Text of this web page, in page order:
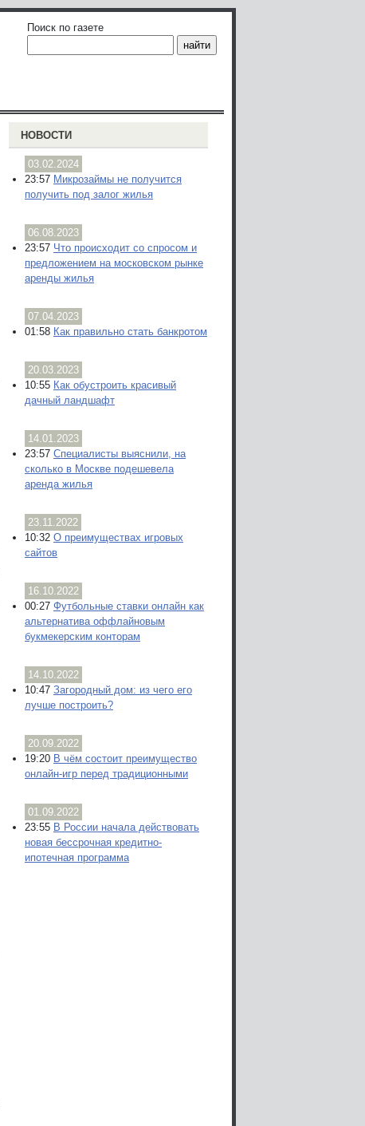
Поиск по газете
НОВОСТИ
03.02.2024
23:57 Микрозаймы не получится
получить под залог жилья
06.08.2023
23:57 Что происходит со спросом и
предложением на московском рынке
аренды жилья
07.04.2023
01:58 Как правильно стать банкротом
20.03.2023
10:55 Как обустроить красивый
дачный ландшафт
14.01.2023
23:57 Специалисты выяснили, на
сколько в Москве подешевела
аренда жилья
23.11.2022
10:32 О преимуществах игровых
сайтов
16.10.2022
00:27 Футбольные ставки онлайн как
альтернатива оффлайновым
букмекерским конторам
14.10.2022
10:47 Загородный дом: из чего его
лучше построить?
20.09.2022
19:20 В чём состоит преимущество
онлайн-игр перед традиционными
01.09.2022
23:55 В России начала действовать
новая бессрочная кредитно-
ипотечная программа